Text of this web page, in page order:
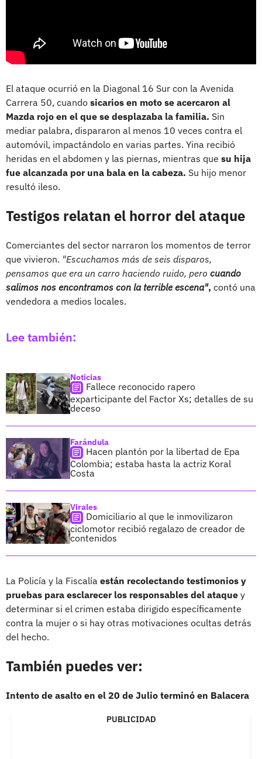
El ataque ocurrió en la Diagonal 16 Sur con la Avenida
Carrera 50, cuando sicarios en moto se acercaron al
Mazda rojo en el que se desplazaba la familia. Sin
mediar palabra, dispararon al menos 10 veces contra el
automóvil, impactándolo en varias partes. Yina recibió
heridas en el abdomen y las piernas, mientras que su hija
fue alcanzada por una bala en la cabeza. Su hijo menor
resultó ileso.
Testigos relatan el horror del ataque
Comerciantes del sector narraron los momentos de terror
que vivieron. "Escuchamos más de seis disparos,
pensamos que era un carro haciendo ruido, pero cuando
salimos nos encontramos con la terrible escena", contó una
vendedora a medios locales.
Lee también:
Noticias
Fallece reconocido rapero
exparticipante del Factor Xs; detalles de su
deceso
Farándula
Hacen plantón por la libertad de Epa
Colombia; estaba hasta la actriz Koral
Costa
Virales
Domiciliario al que le inmovilizaron
ciclomotor recibió regalazo de creador de
contenidos
La Policía y la Fiscalía están recolectando testimonios y
pruebas para esclarecer los responsables del ataque y
determinar si el crimen estaba dirigido específicamente
contra la mujer o si hay otras motivaciones ocultas detrás
del hecho.
También puedes ver:
Intento de asalto en el 20 de Julio terminó en Balacera
PUBLICIDAD